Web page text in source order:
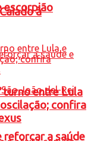
escorpião
reforçar a saúde
à
turno entre Lula
confira